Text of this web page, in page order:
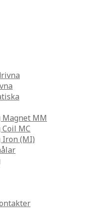
Magnet MM
MC
Iron (MI)